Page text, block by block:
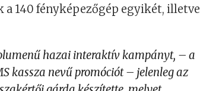
140 fényképezőgép egyikét, illetve
hazai interaktív kampányt, – a
kassza nevű promóciót – jelenleg az